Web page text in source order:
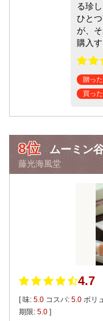
る珍
ひと
が、
購入
贈った
買っ
8位 ムーミン
藤光海風堂
4.7
[ 味: 5.0 コスパ: 5.0 ボリ
期限: 5.0 ]